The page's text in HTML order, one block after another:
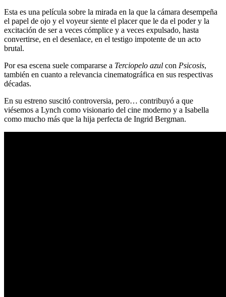
Esta es una película sobre la mirada en la que la cámara desempeña
el papel de ojo y el voyeur siente el placer que le da el poder y la
excitación de ser a veces cómplice y a veces expulsado, hasta
convertirse, en el desenlace, en el testigo impotente de un acto
brutal.
Por esa escena suele compararse a Terciopelo azul con Psicosis,
también en cuanto a relevancia cinematográfica en sus respectivas
décadas.
En su estreno suscitó controversia, pero… contribuyó a que
viésemos a Lynch como visionario del cine moderno y a Isabella
como mucho más que la hija perfecta de Ingrid Bergman.